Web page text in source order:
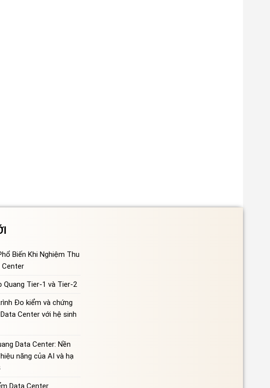
Biến Khi Nghiệm Thu
Center
Quang Tier-1 và Tier-2
Đo kiểm và chứng
Center với hệ sinh
Data Center: Nền
năng của AI và hạ
Data Center